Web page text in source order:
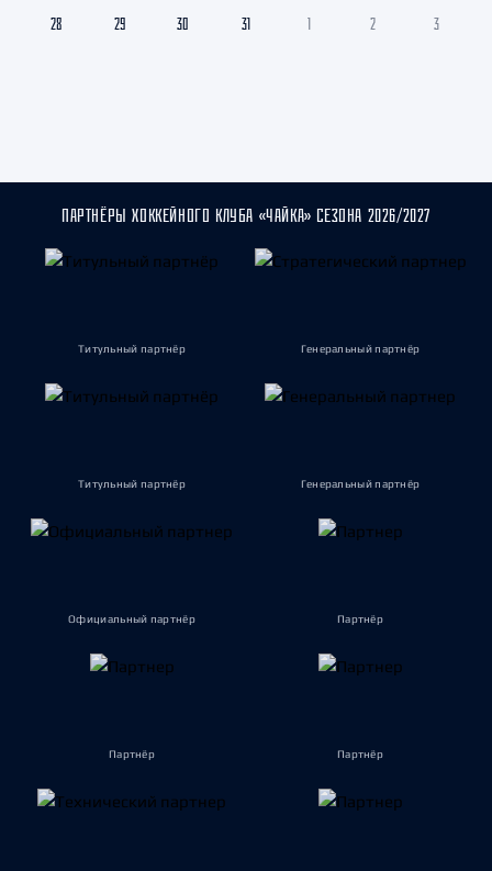
28 29 30 31 1 2 3
ПАРТНЁРЫ ХОККЕЙНОГО КЛУБА «ЧАЙКА» СЕЗОНА 2026/2027
Титульный партнёр Генеральный партнёр
Титульный партнёр Генеральный партнёр
Официальный партнёр Партнёр
Партнёр Партнёр